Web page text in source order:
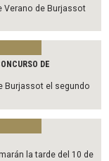
Verano de Burjassot
DE
Burjassot el segundo
la tarde del 10 de